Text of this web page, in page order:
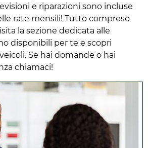
e riparazioni sono incluse
rate mensili! Tutto compreso
la sezione dedicata alle
disponibili per te e scopri
Se hai domande o hai
chiamaci!